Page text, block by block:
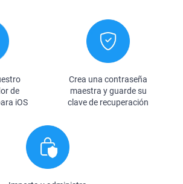
de
iOS
Crea una contraseña
maestra y guarde su
clave de recuperación